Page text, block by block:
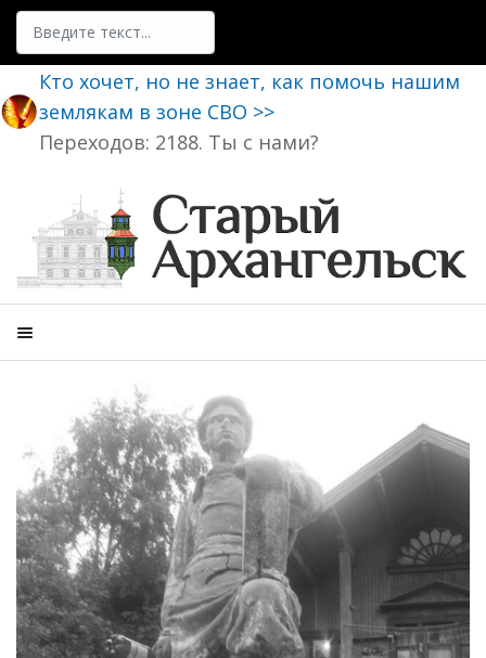
Поиск
Кто хочет, но не знает, как помочь нашим
землякам в зоне СВО >>
Переходов: 2188. Ты с нами?